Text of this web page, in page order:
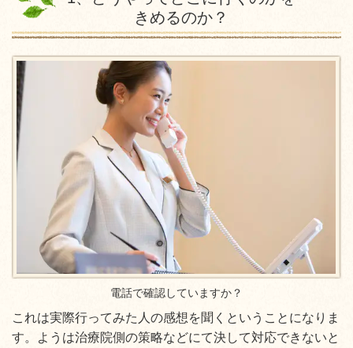
きめるのか？
電話で確認していますか？
これは実際行ってみた人の感想を聞くということになりま
す。ようは治療院側の策略などにて決して対応できないと